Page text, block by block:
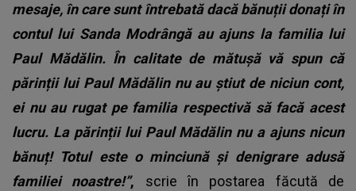
mesaje, în care sunt întrebată dacă bănuții donați în
contul lui Sanda Modrângă au ajuns la familia lui
Paul Mădălin. În calitate de mătușă vă spun că
părinții lui Paul Mădălin nu au știut de niciun cont,
ei nu au rugat pe familia respectivă să facă acest
lucru. La părinții lui Paul Mădălin nu a ajuns nicun
bănuț! Totul este o minciună și denigrare adusă
familiei noastre!”, scrie în postarea făcută de